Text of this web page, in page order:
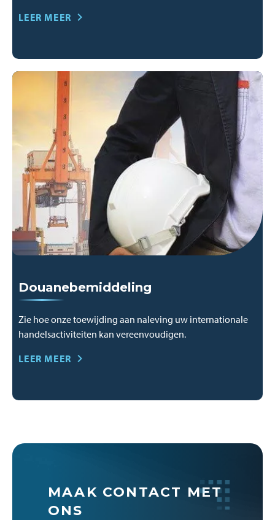
LEER MEER
Douanebemiddeling
Zie hoe onze toewijding aan naleving uw internationale
handelsactiviteiten kan vereenvoudigen.
LEER MEER
MAAK CONTACT MET
ONS